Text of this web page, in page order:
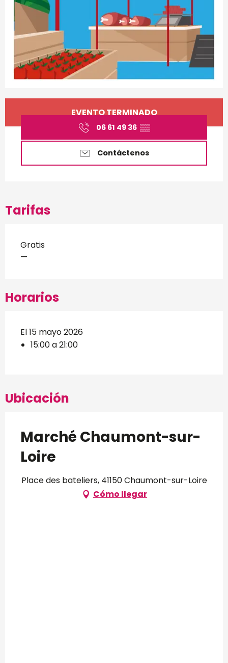
Horarios y datos de
EVENTO TERMINADO
06 61 49 36 ▒▒
Contáctenos
Tarifas
Gratis
—
Horarios
El 15 mayo 2026
15:00 a 21:00
Ubicación
Marché Chaumont-sur-
Loire
Place des bateliers, 41150 Chaumont-sur-Loire
Cómo llegar